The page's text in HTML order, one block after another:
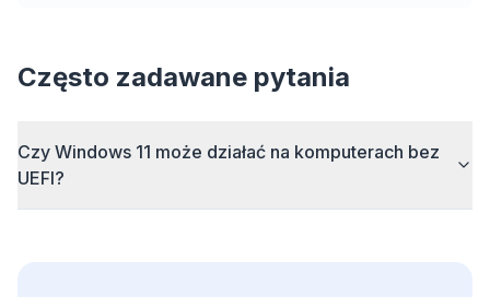
Często zadawane pytania
Czy Windows 11 może działać na komputerach bez
UEFI?